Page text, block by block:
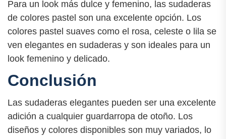
Para un look más dulce y femenino, las sudaderas
de colores pastel son una excelente opción. Los
colores pastel suaves como el rosa, celeste o lila se
ven elegantes en sudaderas y son ideales para un
look femenino y delicado.
Conclusión
Las sudaderas elegantes pueden ser una excelente
adición a cualquier guardarropa de otoño. Los
diseños y colores disponibles son muy variados, lo